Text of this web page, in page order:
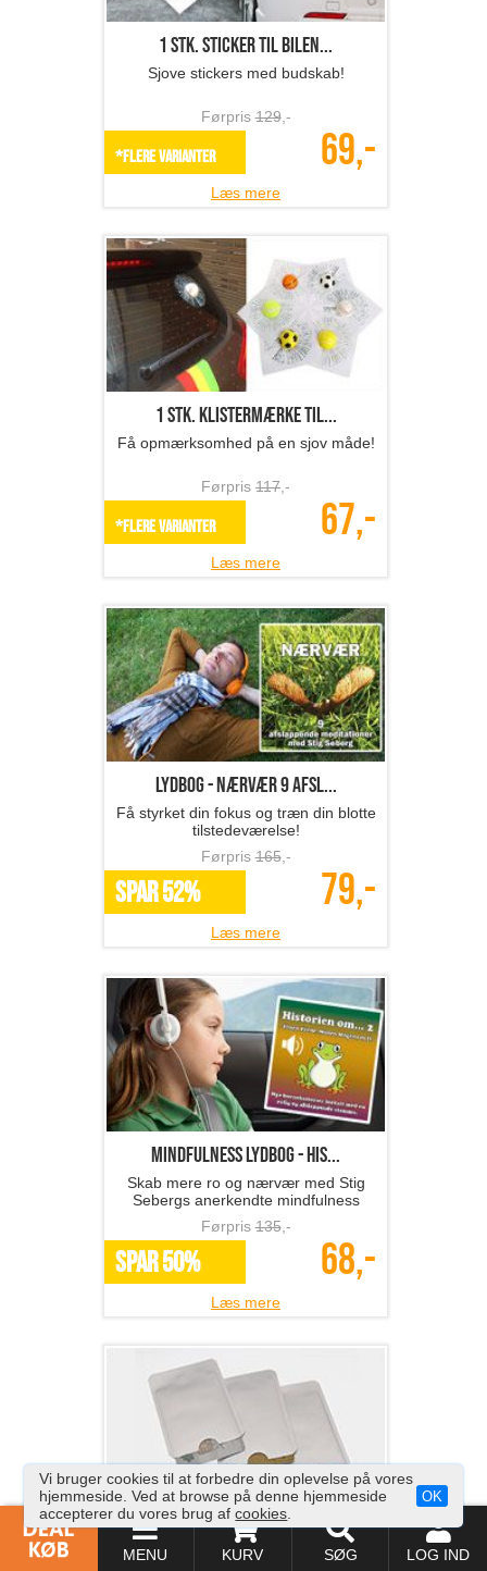
MENU KURV SØG LOG IND
1 stk. sticker til bilen...
Sjove stickers med budskab!
Førpris129,-
*Flere varianter 69,-
Læs mere
1 stk. klistermærke til...
Få opmærksomhed på en sjov måde!
Førpris 117,-
*Flere varianter 67,-
Læs mere
Lydbog - Nærvær 9 afsl...
Få styrket din fokus og træn din blotte
tilstedeværelse!
Førpris165,-
SPAR 52% 79,-
Læs mere
Mindfulness lydbog - His...
Skab mere ro og nærvær med Stig
Sebergs anerkendte mindfulness
børnefortællinger..
Førpris135,-
SPAR 50% 68,-
Læs mere
3 stk. blokeringslommer
Undgå tyveri af dine kort-oplysninger!
Vi bruger cookies til at forbedre din oplevelse på vores
hjemmeside. Ved at browse på denne hjemmeside
accepterer du vores brug afcookies
OK